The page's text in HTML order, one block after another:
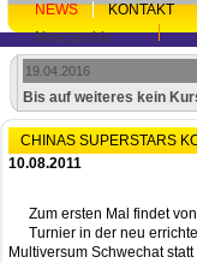
NEWS
KONTAKT
Newsarchiv
19.04.2016
Bis auf weiteres kein
CHINAS SUPERSTARS
10.08.2011
Zum ersten Mal findet
Turnier in der neu
Multiversum Schwechat